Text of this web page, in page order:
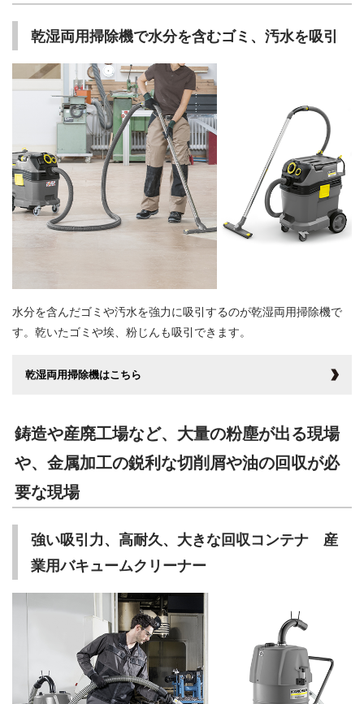
乾湿両用掃除機で水分を含むゴミ、汚水を吸引
水分を含んだゴミや汚水を強力に吸引するのが乾湿両用掃除機で
す。乾いたゴミや埃、粉じんも吸引できます。
乾湿両用掃除機はこちら
鋳造や産廃工場など、大量の粉塵が出る現場
や、金属加工の鋭利な切削屑や油の回収が必
要な現場
強い吸引力、高耐久、大きな回収コンテナ 産
業用バキュームクリーナー